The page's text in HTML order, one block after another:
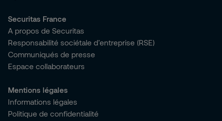
Securitas France
A propos de Securitas
Responsabilité sociétale d’entreprise (RSE)
Communiqués de presse
Espace collaborateurs
Mentions légales
Informations légales
Politique de confidentialité